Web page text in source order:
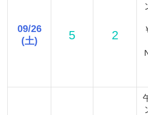
09/26
(土)
5 2